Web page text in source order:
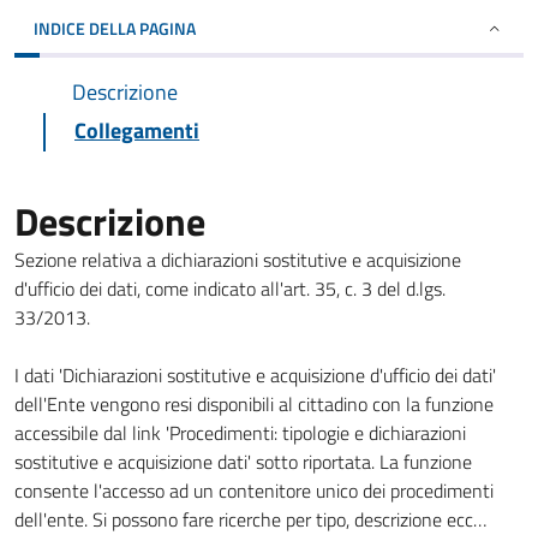
INDICE DELLA PAGINA
Descrizione
Collegamenti
Descrizione
Sezione relativa a dichiarazioni sostitutive e acquisizione
d'ufficio dei dati, come indicato all'art. 35, c. 3 del d.lgs.
33/2013.
I dati 'Dichiarazioni sostitutive e acquisizione d'ufficio dei dati'
dell'Ente vengono resi disponibili al cittadino con la funzione
accessibile dal link 'Procedimenti: tipologie e dichiarazioni
sostitutive e acquisizione dati' sotto riportata. La funzione
consente l'accesso ad un contenitore unico dei procedimenti
dell'ente. Si possono fare ricerche per tipo, descrizione ecc…